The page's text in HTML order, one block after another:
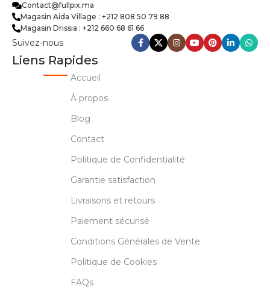
Contact@fullpix.ma
Magasin Aida Village : +212 808 50 79 88
Magasin Drissia : +212 660 68 61 66
Suivez-nous
Liens Rapides
Accueil
À propos
Blog
Contact
Politique de Confidentialité
Garantie satisfaction
Livraisons et retours
Paiement sécurisé
Conditions Générales de Vente
Politique de Cookies
FAQs